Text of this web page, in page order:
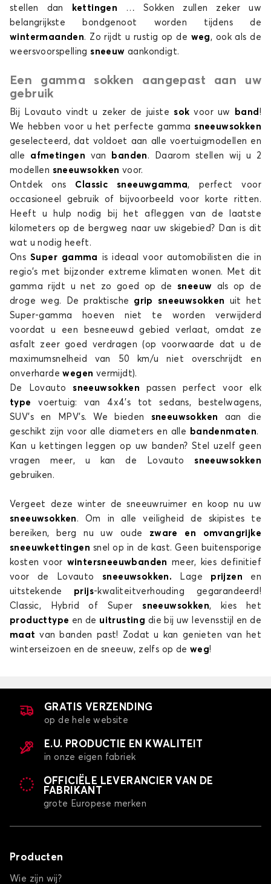
Sneeuwsokken voor FIAT e-ULYSSE
Sneeuwsokken voor FIAT FREEMONT
GRANDE PUNTO
Sneeuwsokken voor FIAT GRANDE PUNTO
IDEA
Sneeuwsokken voor FIAT IDEA
Sneeuwsokken voor FIAT MAREA
MULTIPLA
Sneeuwsokken voor FIAT MULTIPLA
stellen dan
kettingen
… Sokken zullen zeker uw
belangrijkste bondgenoot worden tijdens de
wintermaanden. Zo rijdt u rustig op de weg, ook als de
weersvoorspelling sneeuwaankondigt.
Een gamma sokken aangepast aan uw
gebruik
Bij Lovauto vindt u zeker de juistesokvoor uw band !
We hebben voor u het perfecte gammasneeuwsokken
geselecteerd, dat voldoet aan alle voertuigmodellen en
alle afmetingen van banden . Daarom stellen wij u 2
modellen sneeuwsokken voor.
Ontdek ons Classic sneeuwgamma, perfect voor
occasioneel gebruik of bijvoorbeeld voor korte ritten.
Heeft u hulp nodig bij het afleggen van de laatste
kilometers op de bergweg naar uw skigebied? Dan is dit
wat u nodig heeft.
Ons Super gamma is ideaal voor automobilisten die in
regio's met bijzonder extreme klimaten wonen. Met dit
gamma rijdt u net zo goed op de sneeuw als op de
droge weg. De praktische grip sneeuwsokken uit het
Super-gamma hoeven niet te worden verwijderd
voordat u een besneeuwd gebied verlaat, omdat ze
asfalt zeer goed verdragen (op voorwaarde dat u de
maximumsnelheid van 50 km/u niet overschrijdt en
onverharde wegen vermijdt).
De Lovautosneeuwsokken passen perfect voor elk
typevoertuig: van 4x4's tot sedans, bestelwagens,
SUV's en MPV’s. We bieden sneeuwsokken aan die
geschikt zijn voor alle diameters en alle bandenmaten.
Kan u kettingen leggen op uw banden? Stel uzelf geen
vragen meer, u kan de Lovauto
sneeuwsokken
gebruiken.
Vergeet deze winter de sneeuwruimer en koop nu uw
sneeuwsokken . Om in alle veiligheid de skipistes te
bereiken, berg nu uw oude zware en omvangrijke
sneeuwkettingen snel op in de kast. Geen buitensporige
kosten voor wintersneeuwbanden meer, kies definitief
voor de Lovauto
sneeuwsokken. Lage prijzen en
uitstekende prijs-kwaliteitverhouding gegarandeerd!
Classic, Hybrid of Supersneeuwsokken, kies het
producttype en de uitrusting die bij uw levensstijl en de
maatvan banden past! Zodat u kan genieten van het
winterseizoen en de sneeuw, zelfs op de weg!
GRATIS VERZENDING
op de hele website
E.U. PRODUCTIE EN KWALITEIT
in onze eigen fabriek
OFFICIËLE LEVERANCIER VAN DE
FABRIKANT
grote Europese merken
Producten
Wie zijn wij?